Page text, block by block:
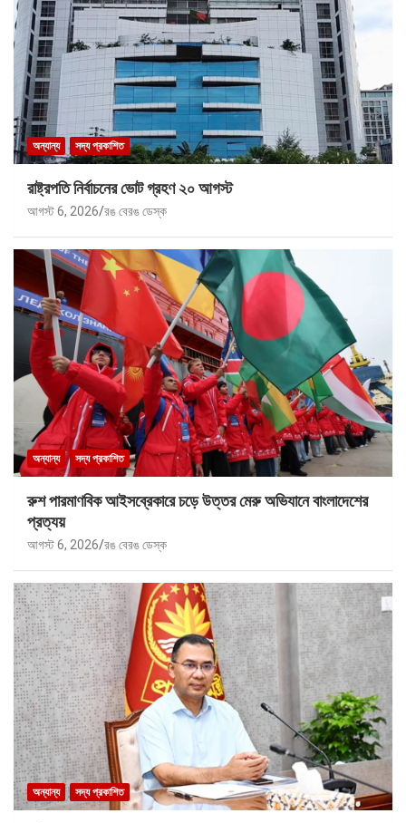
অন্যান্য সদ্য প্রকাশিত
রাষ্ট্রপতি নির্বাচনের ভোট গ্রহণ ২০ আগস্ট
আগস্ট 6, 2026 রঙ বেরঙ ডেস্ক
অন্যান্য সদ্য প্রকাশিত
রুশ পারমাণবিক আইসব্রেকারে চড়ে উত্তর মেরু অভিযানে বাংলাদেশের
প্রত্যয়
আগস্ট 6, 2026 রঙ বেরঙ ডেস্ক
অন্যান্য সদ্য প্রকাশিত